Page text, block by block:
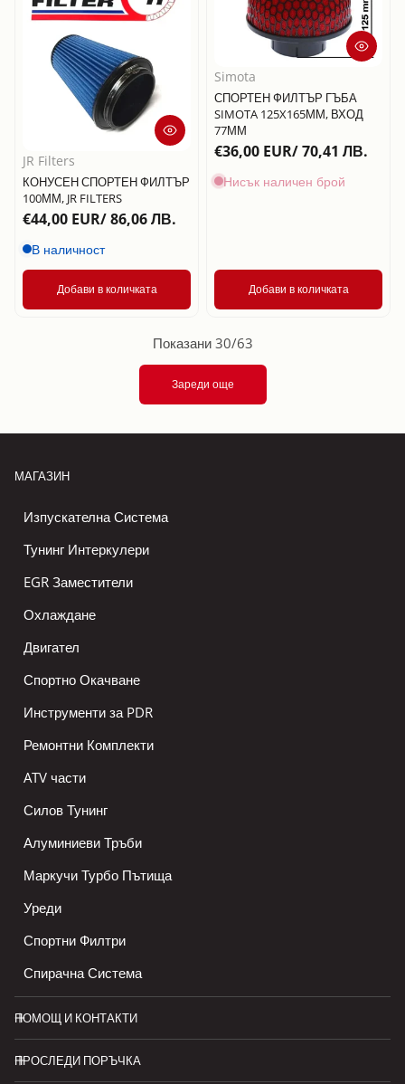
JR Filters
КОНУСЕН СПОРТЕН ФИЛТЪР
100ММ, JR FILTERS
€44,00 EUR/ 86,06 ЛВ.
В наличност
Добави в количката
Simota
СПОРТЕН ФИЛТЪР ГЪБА
SIMOTA 125X165ММ, ВХОД
77ММ
€36,00 EUR/ 70,41 ЛВ.
Нисък наличен брой
Добави в количката
Показани 30/63
Зареди още
МАГАЗИН
Изпускателна Система
Тунинг Интеркулери
EGR Заместители
Охлаждане
Двигател
Спортно Окачване
Инструменти за PDR
Ремонтни Комплекти
ATV части
Силов Тунинг
Алуминиеви Тръби
Маркучи Турбо Пътища
Уреди
Спортни Филтри
Спирачна Система
ПОМОЩ И КОНТАКТИ
ПРОСЛЕДИ ПОРЪЧКА